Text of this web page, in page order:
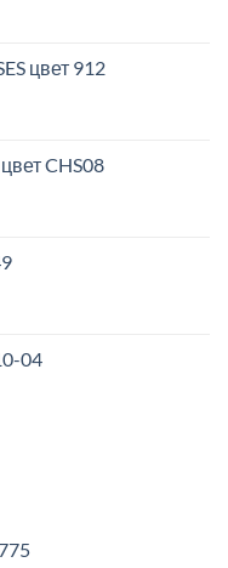
цвет 912
CHS08
04